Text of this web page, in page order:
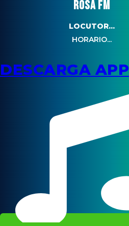
ROSA FM
LOCUTOR...
HORARIO...
DESCARGA APP